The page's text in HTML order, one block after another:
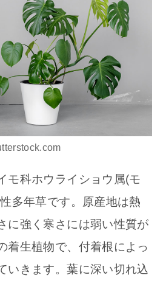
モ科ホウライショウ属(モ
多年草です。原産地は熱
に強く寒さには弱い性質が
着生植物で、付着根によっ
いきます。葉に深い切れ込